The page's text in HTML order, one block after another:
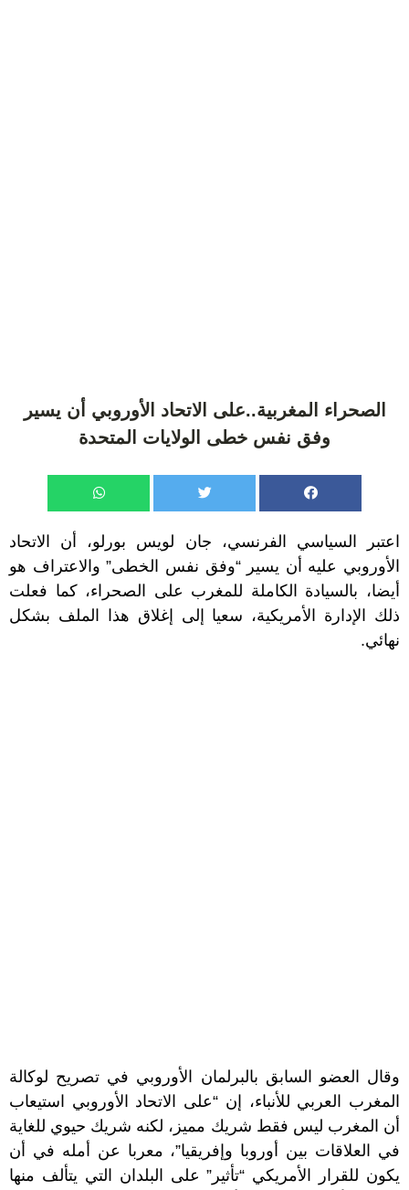
الصحراء المغربية..على الاتحاد الأوروبي أن يسير
وفق نفس خطى الولايات المتحدة
اعتبر السياسي الفرنسي، جان لويس بورلو، أن الاتحاد
الأوروبي عليه أن يسير “وفق نفس الخطى” والاعتراف هو
أيضا، بالسيادة الكاملة للمغرب على الصحراء، كما فعلت
ذلك الإدارة الأمريكية، سعيا إلى إغلاق هذا الملف بشكل
نهائي.
وقال العضو السابق بالبرلمان الأوروبي في تصريح لوكالة
المغرب العربي للأنباء، إن “على الاتحاد الأوروبي استيعاب
أن المغرب ليس فقط شريك مميز، لكنه شريك حيوي للغاية
في العلاقات بين أوروبا وإفريقيا”، معربا عن أمله في أن
يكون للقرار الأمريكي “تأثير” على البلدان التي يتألف منها